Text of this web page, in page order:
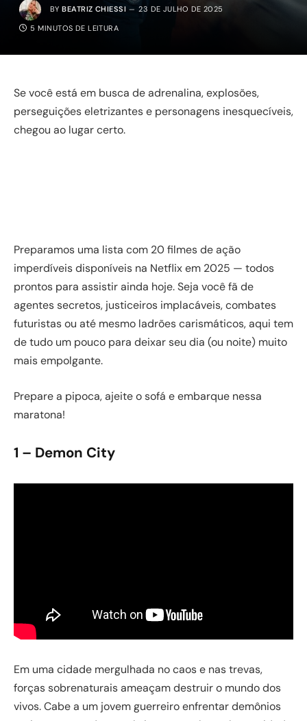
BY BEATRIZ CHIESSI 23 DE JULHO DE 2025
5 MINUTOS DE LEITURA
Se você está em busca de adrenalina, explosões,
perseguições eletrizantes e personagens inesquecíveis,
chegou ao lugar certo.
Preparamos uma lista com 20 filmes de ação
imperdíveis disponíveis na Netflix em 2025 — todos
prontos para assistir ainda hoje. Seja você fã de
agentes secretos, justiceiros implacáveis, combates
futuristas ou até mesmo ladrões carismáticos, aqui tem
de tudo um pouco para deixar seu dia (ou noite) muito
mais empolgante.
Prepare a pipoca, ajeite o sofá e embarque nessa
maratona!
1 – Demon City
Em uma cidade mergulhada no caos e nas trevas,
forças sobrenaturais ameaçam destruir o mundo dos
vivos. Cabe a um jovem guerreiro enfrentar demônios